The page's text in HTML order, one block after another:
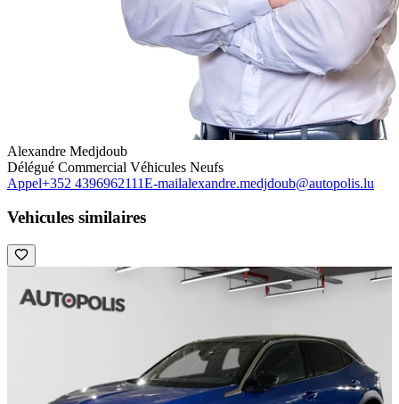
Alexandre Medjdoub
Délégué Commercial Véhicules Neufs
Appel+352 4396962111E-mailalexandre.medjdoub@autopolis.lu
Vehicules similaires